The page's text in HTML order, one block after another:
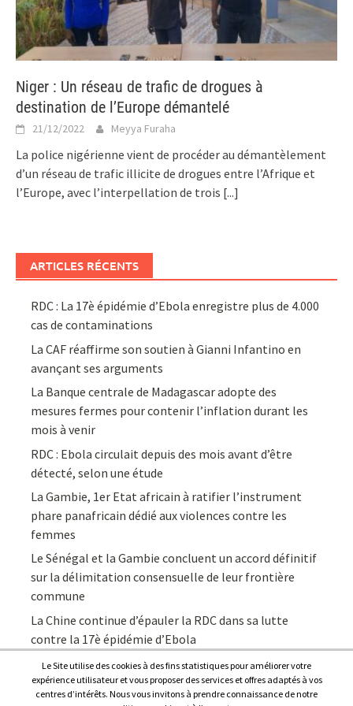
Niger : Un réseau de trafic de drogues à
destination de l’Europe démantelé
21/12/2022 Meyya Furaha
La police nigérienne vient de procéder au démantèlement
d’un réseau de trafic illicite de drogues entre l’Afrique et
l’Europe, avec l’interpellation de trois [...]
ARTICLES RÉCENTS
RDC : La 17è épidémie d’Ebola enregistre plus de 4.000
cas de contaminations
La CAF réaffirme son soutien à Gianni Infantino en
avançant ses arguments
La Banque centrale de Madagascar adopte des
mesures fermes pour contenir l’inflation durant les
mois à venir
RDC : Ebola circulait depuis des mois avant d’être
détecté, selon une étude
La Gambie, 1er Etat africain à ratifier l’instrument
phare panafricain dédié aux violences contre les
femmes
Le Sénégal et la Gambie concluent un accord définitif
sur la délimitation consensuelle de leur frontière
commune
La Chine continue d’épauler la RDC dans sa lutte
contre la 17è épidémie d’Ebola
Le Site utilise des cookies à des fins statistiques pour améliorer votre
expérience utilisateur et vous proposer des services et offres adaptés à vos
centres d’intérêts. Nous vous invitons à prendre connaissance de notre